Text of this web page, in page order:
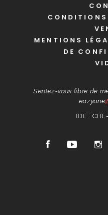
CONDITIONS
MENTIONS
DE
Sentez-vous libre de
eazyone
IDE :